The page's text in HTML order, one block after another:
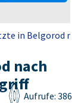
in Belgorod
nach
Aufrufe: 386